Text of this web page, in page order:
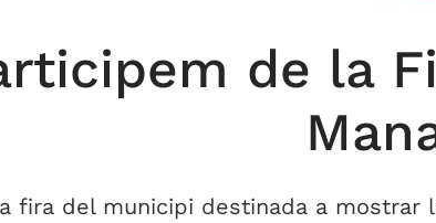
de la
fira del municipi destinada a